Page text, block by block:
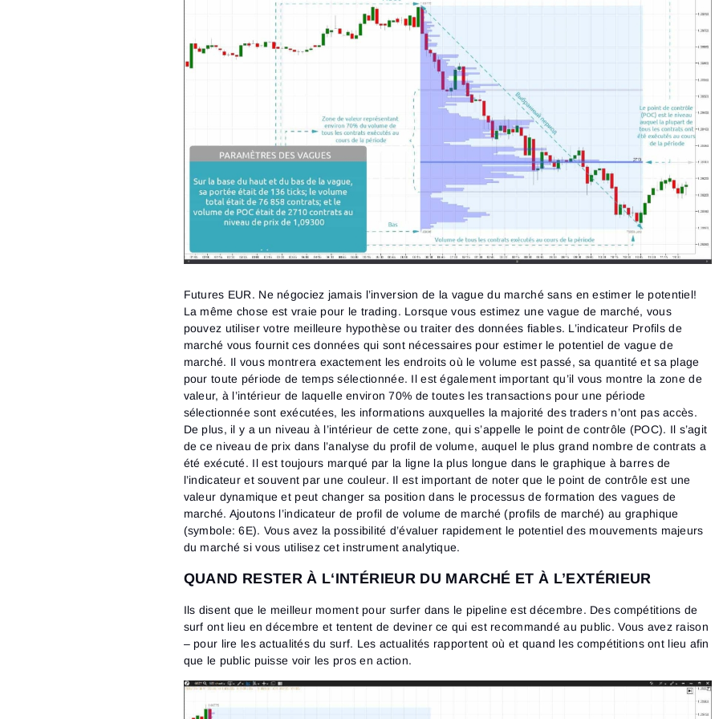
Futures EUR. Ne négociez jamais l’inversion de la vague du marché sans en estimer le potentiel!
La même chose est vraie pour le trading. Lorsque vous estimez une vague de marché, vous
pouvez utiliser votre meilleure hypothèse ou traiter des données fiables. L’indicateur Profils de
marché vous fournit ces données qui sont nécessaires pour estimer le potentiel de vague de
marché. Il vous montrera exactement les endroits où le volume est passé, sa quantité et sa plage
pour toute période de temps sélectionnée. Il est également important qu’il vous montre la zone de
valeur, à l’intérieur de laquelle environ 70% de toutes les transactions pour une période
sélectionnée sont exécutées, les informations auxquelles la majorité des traders n’ont pas accès.
De plus, il y a un niveau à l’intérieur de cette zone, qui s’appelle le point de contrôle (POC). Il s’agit
de ce niveau de prix dans l’analyse du profil de volume, auquel le plus grand nombre de contrats a
été exécuté. Il est toujours marqué par la ligne la plus longue dans le graphique à barres de
l’indicateur et souvent par une couleur. Il est important de noter que le point de contrôle est une
valeur dynamique et peut changer sa position dans le processus de formation des vagues de
marché. Ajoutons l’indicateur de profil de volume de marché (profils de marché) au graphique
(symbole: 6E). Vous avez la possibilité d’évaluer rapidement le potentiel des mouvements majeurs
du marché si vous utilisez cet instrument analytique.
QUAND RESTER À L‘INTÉRIEUR DU MARCHÉ ET À L’EXTÉRIEUR
Ils disent que le meilleur moment pour surfer dans le pipeline est décembre. Des compétitions de
surf ont lieu en décembre et tentent de deviner ce qui est recommandé au public. Vous avez raison
– pour lire les actualités du surf. Les actualités rapportent où et quand les compétitions ont lieu afin
que le public puisse voir les pros en action.
Close
Email
Mot de passe
Mot de passe oublié ?
Se connecter
Pas de compte ?S’inscrire
passe
Saisis ton adresse e-mail et nous t’enverrons un lien pour
créer un nouveau mot de passe.
Email
Réinitialiser le mot de passe
Inscription
Je souhaite recevoir des offres spéciales d'ATAS
J’accepte les Terms of use,License agreement
Consultez notre Politique de confidentialité
S’inscrire
Tu as déjà un compte ? Connexion